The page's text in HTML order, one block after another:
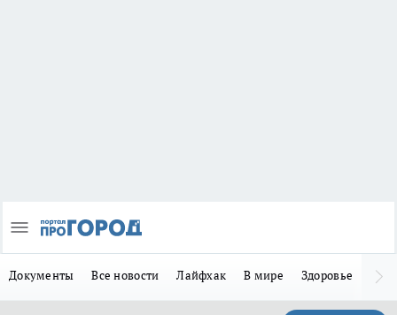
Документы Все новости Лайфхак В мире Здоровье